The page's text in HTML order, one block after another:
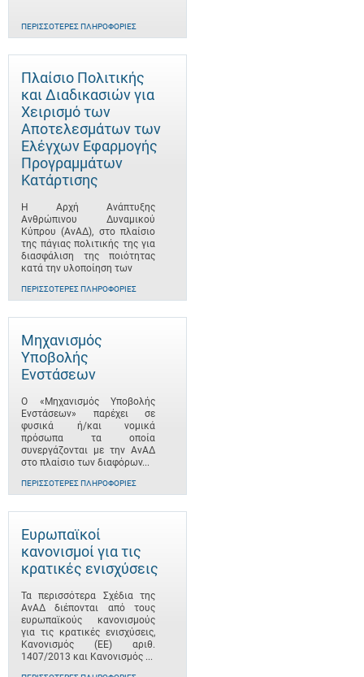
ΠΕΡΙΣΣΌΤΕΡΕΣ ΠΛΗΡΟΦΟΡΊΕΣ
Πλαίσιο Πολιτικής
και Διαδικασιών για
Χειρισμό των
Αποτελεσμάτων των
Ελέγχων Εφαρμογής
Προγραμμάτων
Κατάρτισης
Η Αρχή Ανάπτυξης
Ανθρώπινου Δυναμικού
Κύπρου (ΑνΑΔ), στο πλαίσιο
της πάγιας πολιτικής της για
διασφάλιση της ποιότητας
κατά την υλοποίηση των
ΠΕΡΙΣΣΌΤΕΡΕΣ ΠΛΗΡΟΦΟΡΊΕΣ
Μηχανισμός
Υποβολής
Ενστάσεων
Ο «Μηχανισμός Υποβολής
Ενστάσεων» παρέχει σε
φυσικά ή/και νομικά
πρόσωπα τα οποία
συνεργάζονται με την ΑνΑΔ
στο πλαίσιο των διαφόρων...
ΠΕΡΙΣΣΌΤΕΡΕΣ ΠΛΗΡΟΦΟΡΊΕΣ
Ευρωπαϊκοί
κανονισμοί για τις
κρατικές ενισχύσεις
Τα περισσότερα Σχέδια της
ΑνΑΔ διέπονται από τους
ευρωπαϊκούς κανονισμούς
για τις κρατικές ενισχύσεις,
Κανονισμός (ΕΕ) αριθ.
1407/2013 και Κανονισμός ...